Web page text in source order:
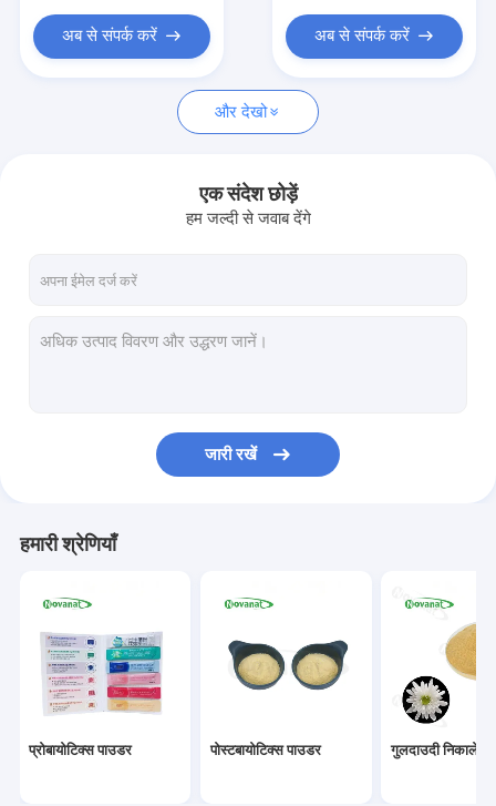
एक उद्धरण की विनती करे
गुलदाउदी निकालें पाउडर
हरी चाय एल Theanine
गोजी बेरी निकालें पाउडर
तत्काल चाय निकालें पाउडर
फल सब्जी पाउडर
अब से संपर्क करें अब से संपर्क करें
और देखो
एक संदेश छोड़ें
हम जल्दी से जवाब देंगे
जारी रखें
हमारी श्रेणियाँ
प्रोबायोटिक्स पाउडर पोस्टबायोटिक्स पाउडर गुलदाउदी निकालें